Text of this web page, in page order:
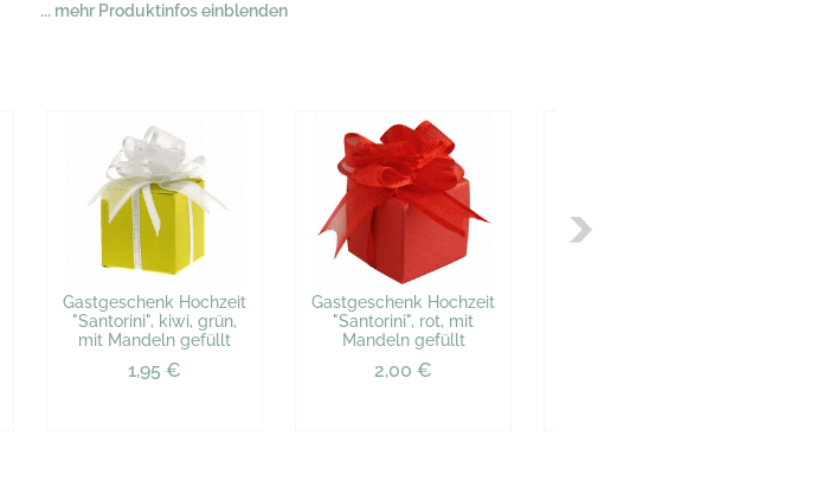
... mehr Produktinfos einblenden
Gastgeschenk Hochzeit
"Santorini", kiwi, grün,
mit Mandeln gefüllt
1,95 €
Gastgeschenk Hochzeit
"Santorini", rot, mit
Mandeln gefüllt
2,00 €